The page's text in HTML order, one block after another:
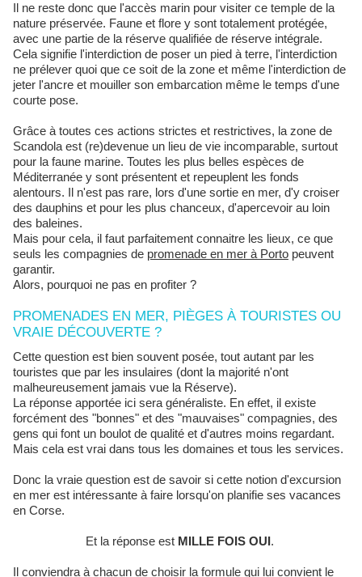
Il ne reste donc que l'accès marin pour visiter ce temple de la
nature préservée. Faune et flore y sont totalement protégée,
avec une partie de la réserve qualifiée de réserve intégrale.
Cela signifie l'interdiction de poser un pied à terre, l'interdiction
ne prélever quoi que ce soit de la zone et même l'interdiction de
jeter l'ancre et mouiller son embarcation même le temps d'une
courte pose.
Grâce à toutes ces actions strictes et restrictives, la zone de
Scandola est (re)devenue un lieu de vie incomparable, surtout
pour la faune marine. Toutes les plus belles espèces de
Méditerranée y sont présentent et repeuplent les fonds
alentours. Il n'est pas rare, lors d'une sortie en mer, d'y croiser
des dauphins et pour les plus chanceux, d'apercevoir au loin
des baleines.
Mais pour cela, il faut parfaitement connaitre les lieux, ce que
seuls les compagnies de promenade en mer à Porto peuvent
garantir.
Alors, pourquoi ne pas en profiter ?
PROMENADES EN MER, PIÈGES À TOURISTES OU
VRAIE DÉCOUVERTE ?
Cette question est bien souvent posée, tout autant par les
touristes que par les insulaires (dont la majorité n'ont
malheureusement jamais vue la Réserve).
La réponse apportée ici sera généraliste. En effet, il existe
forcément des "bonnes" et des "mauvaises" compagnies, des
gens qui font un boulot de qualité et d'autres moins regardant.
Mais cela est vrai dans tous les domaines et tous les services.
Donc la vraie question est de savoir si cette notion d'excursion
en mer est intéressante à faire lorsqu'on planifie ses vacances
en Corse.
Et la réponse est MILLE FOIS OUI.
Il conviendra à chacun de choisir la formule qui lui convient le